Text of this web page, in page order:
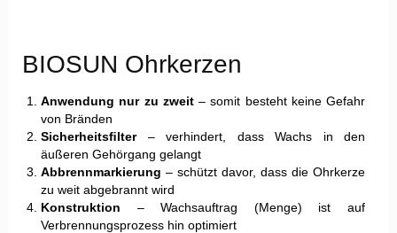
BIOSUN Ohrkerzen
Anwendung nur zu zweit– somit besteht keine Gefahr
von Bränden
Sicherheitsﬁlter
– verhindert, dass Wachs in den
äußeren Gehörgang gelangt
Abbrennmarkierung – schützt davor, dass die Ohrkerze
zu weit abgebrannt wird
Konstruktion – Wachsauftrag (Menge) ist auf
Verbrennungsprozess hin optimiert